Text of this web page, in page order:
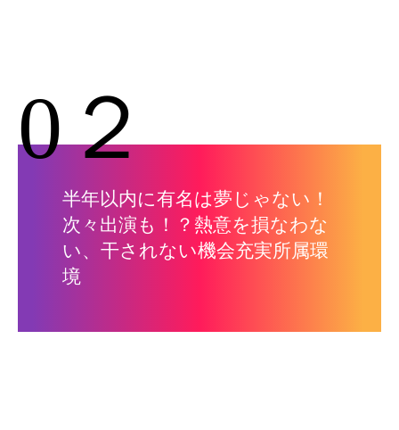
0２
半年以内に有名は夢じゃない！
次々出演も！？熱意を損なわな
い、干されない機会充実所属環
境